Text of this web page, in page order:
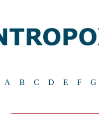
A B C D E F G